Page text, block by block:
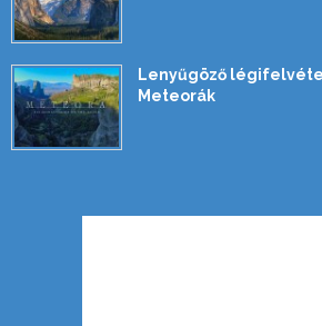
Lenyűgöző
Meteorák